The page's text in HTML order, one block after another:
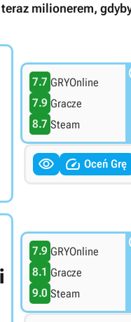
milionerem,
7.7 GRYOnline
7.9 Gracze
8.7 Steam
  Oceń Grę
7.9 GRYOnline
8.1 Gracze
9.0 Steam